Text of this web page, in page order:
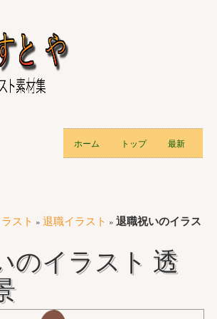
ホーム トップ 最新
スト » 退職イラスト » 退職祝いのイラス
のイラスト 透